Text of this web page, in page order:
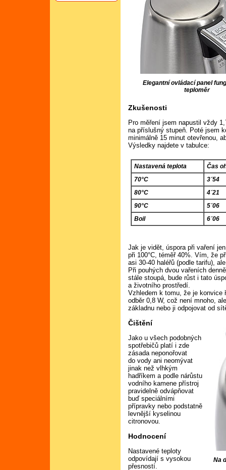
Elegantní ovládací panel
teploměr
Zkušenosti
Pro měření jsem napustil vždy
na příslušný stupeň. Poté jsem
minimálně 15 minut otevřenou,
Výsledky najdete v tabulce:
Nastavená teplota
Čas
70°C
3´54
80°C
4´21
90°C
5´06
Boil
6´06
Jak je vidět, úspora při vaření
při 100°C, téměř 40%. Vím, že
asi 30-40 haléřů (podle tarifu),
Při pouhých dvou vařeních
stále stoupá, bude růst i tato
a životního prostředí.
Vzhledem k tomu, že je konvice
odběr 0,8 W, což není mnoho,
základnu nebo ji odpojovat od
Na
Čištění
Jako u všech podobných
spotřebičů platí i zde
zásada neponořovat
do vody ani neomývat
jinak než vlhkým
hadříkem a podle nárůstu
vodního kamene přístroj
pravidelně odvápňovat
buď speciálními
přípravky nebo podstatně
levnější kyselinou
citronovou.
Hodnocení
Nastavené teploty
odpovídají s vysokou
přesností.